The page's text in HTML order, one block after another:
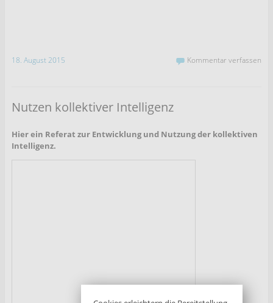
18. August 2015 Kommentar verfassen
Nutzen kollektiver Intelligenz
Hier ein Referat zur Entwicklung und Nutzung der kollektiven
Intelligenz.